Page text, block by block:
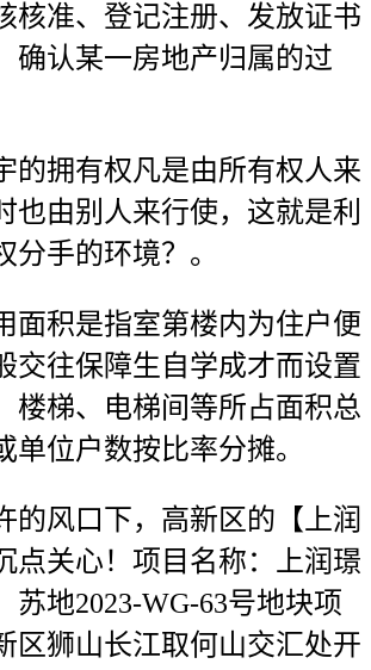
核准、登记注册、发放证书
确认某一房地产归属的过
拥有权凡是由所有权人来
也由别人来行使，这就是利
分手的环境？。
积是指室第楼内为住户便
交往保障生自学成才而设置
楼梯、电梯间等所占面积总
单位户数按比率分摊。
风口下，高新区的【上润
点关心！项目名称：上润璟
苏地2023-WG-63号地块项
区狮山长江取何山交汇处开